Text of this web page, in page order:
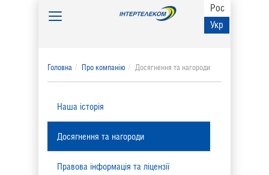
Рос
Укр
Toggle
Головна Про компанію Досягнення та нагороди
Наша історія
Досягнення та нагороди
Правова інформація та ліцензії